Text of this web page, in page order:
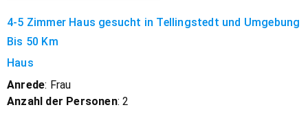
4-5 Zimmer Haus gesucht in Tellingstedt und Umgebung
Bis 50 Km
Haus
Anrede: Frau
Anzahl der Personen: 2